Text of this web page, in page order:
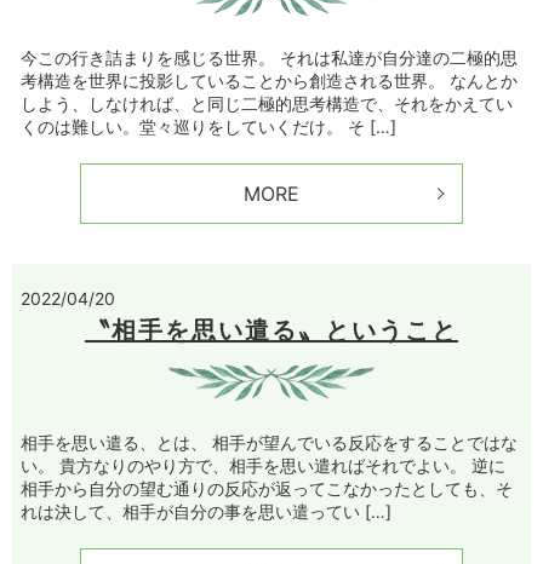
今この行き詰まりを感じる世界。 それは私達が自分達の二極的思
考構造を世界に投影していることから創造される世界。 なんとか
しよう、しなければ、と同じ二極的思考構造で、それをかえてい
くのは難しい。堂々巡りをしていくだけ。 そ […]
MORE
2022/04/20
〝相手を思い遣る〟ということ
相手を思い遣る、とは、 相手が望んでいる反応をすることではな
い。 貴方なりのやり方で、相手を思い遣ればそれでよい。 逆に
相手から自分の望む通りの反応が返ってこなかったとしても、そ
れは決して、相手が自分の事を思い遣ってい […]